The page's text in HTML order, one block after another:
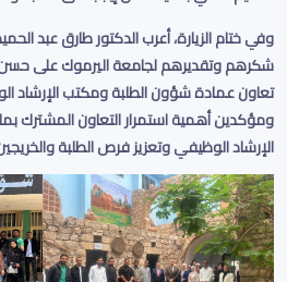
وفي ختام الزيارة، أعرب الدكتور طارق عبد
شكرهم وتقديرهم لجامعة اليرموك على حسن
تعاون عمادة شؤون الطلبة ومكتب الإرشاد
ومؤكدين أهمية استمرار التعاون المشترك
الإرشاد الوظيفي وتعزيز فرص الطلبة